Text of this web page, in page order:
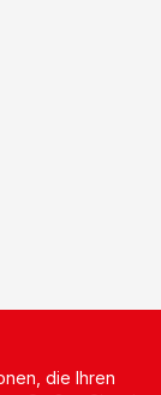
die Ihren